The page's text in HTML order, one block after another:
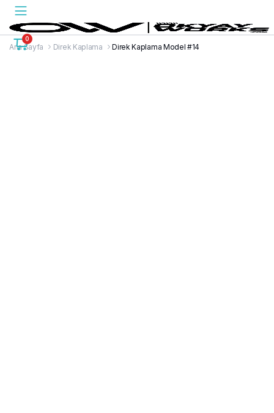
0
Ana Sayfa Direk Kaplama Direk Kaplama Model #14